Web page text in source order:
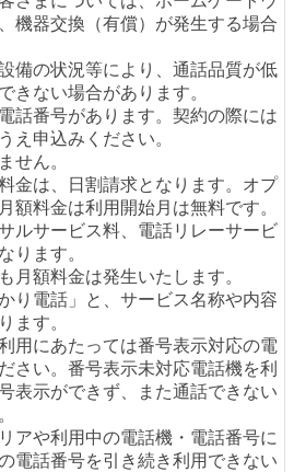
機器交換（有償）が発生する場合
備の状況等により、通話品質が低
きない場合があります。
話番号があります。契約の際には
え申込みください。
せん。
金は、日割請求となります。オプ
額料金は利用開始月は無料です。
ルサービス料、電話リレーサービ
ります。
月額料金は発生いたします。
り電話」と、サービス名称や内容
ます。
用にあたっては番号表示対応の電
さい。番号表示未対応電話機を利
表示ができず、また通話できない
アや利用中の電話機・電話番号に
電話番号を引き続き利用できない